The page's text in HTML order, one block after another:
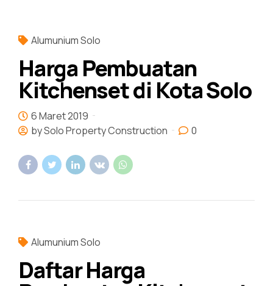
Alumunium Solo
Harga Pembuatan
Kitchenset di Kota Solo
6 Maret 2019
by Solo Property Construction
0
Alumunium Solo
Daftar Harga